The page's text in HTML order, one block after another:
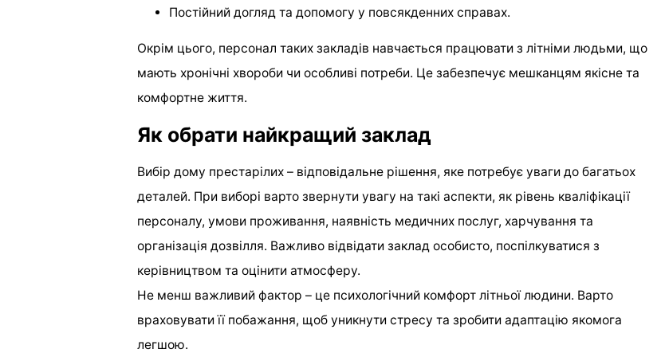
Постійний догляд та допомогу у повсякденних справах.
Окрім цього, персонал таких закладів навчається працювати з літніми людьми, що
мають хронічні хвороби чи особливі потреби. Це забезпечує мешканцям якісне та
комфортне життя.
Як обрати найкращий заклад
Вибір дому престарілих – відповідальне рішення, яке потребує уваги до багатьох
деталей. При виборі варто звернути увагу на такі аспекти, як рівень кваліфікації
персоналу, умови проживання, наявність медичних послуг, харчування та
організація дозвілля. Важливо відвідати заклад особисто, поспілкуватися з
керівництвом та оцінити атмосферу.
Не менш важливий фактор – це психологічний комфорт літньої людини. Варто
враховувати її побажання, щоб уникнути стресу та зробити адаптацію якомога
легшою.